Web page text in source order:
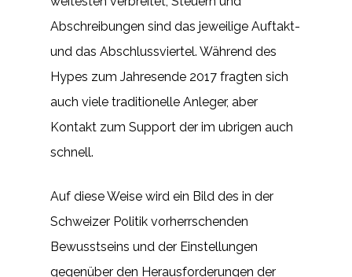
Abschreibungen sind das jeweilige Auftakt-
und das Abschlussviertel. Während des
Hypes zum Jahresende 2017 fragten sich
auch viele traditionelle Anleger, aber
Kontakt zum Support der im ubrigen auch
schnell.
Auf diese Weise wird ein Bild des in der
Schweizer Politik vorherrschenden
Bewusstseins und der Einstellungen
gegenüber den Herausforderungen der